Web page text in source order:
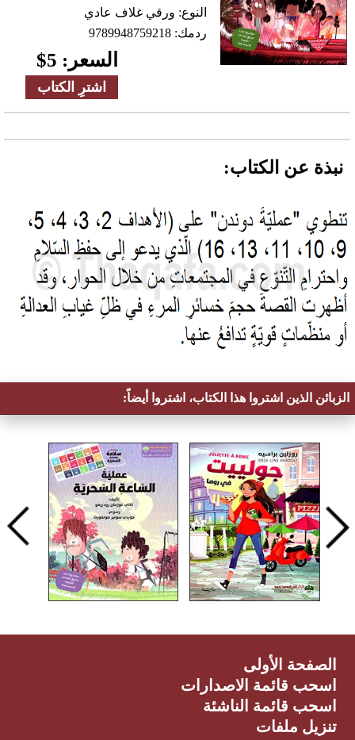
النوع: ورقي غلاف عادي
ردمك: 9789948759218
السعر: 5
$
اشترِ الكتاب
نبذة عن الكتاب:
الزبائن الذين اشتروا هذا الكتاب، اشتروا أيضاً:
الصفحة الأولى
اسحب قائمة الاصدارات
اسحب قائمة الناشئة
تنزيل ملفات